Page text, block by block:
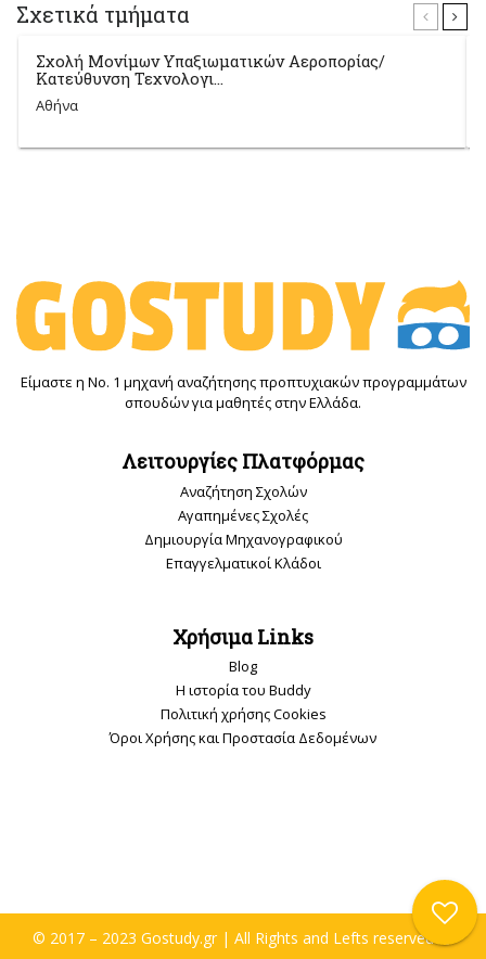
Σχετικά τμήματα
Σχολή Μονίμων Υπαξιωματικών Αεροπορίας/
Κατεύθυνση Τεχνολογι...
Αθήνα
Είμαστε η Νο. 1 μηχανή αναζήτησης προπτυχιακών προγραμμάτων
σπουδών για μαθητές στην Ελλάδα.
Λειτουργίες Πλατφόρμας
Αναζήτηση Σχολών
Αγαπημένες Σχολές
Δημιουργία Μηχανογραφικού
Επαγγελματικοί Κλάδοι
Χρήσιμα Links
Blog
Η ιστορία του Buddy
Πολιτική χρήσης Cookies
Όροι Χρήσης και Προστασία Δεδομένων
© 2017 – 2023 Gostudy.gr | All Rights and Lefts reserved 🙂